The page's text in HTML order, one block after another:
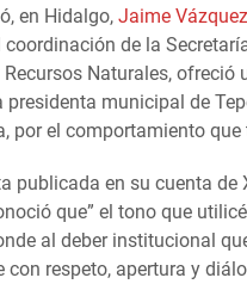
en Hidalgo, Jaime
de la
Naturales, ofreció
presidenta municipal de
por el comportamiento
publicada en su cuenta de
que” el tono que
al deber institucional
con respeto, apertura y